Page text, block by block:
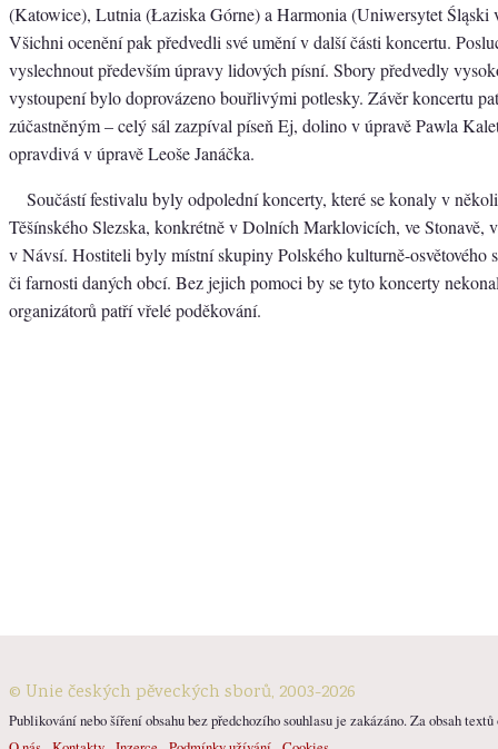
(Katowice), Lutnia (Łaziska Górne) a Harmonia (Uniwersytet Śląski
Všichni ocenění pak předvedli své umění v další části koncertu.
vyslechnout především úpravy lidových písní. Sbory předvedly
vystoupení bylo doprovázeno bouřlivými potlesky. Závěr koncertu
zúčastněným – celý sál zazpíval píseň Ej, dolino v úpravě Pawla
opravdivá v úpravě Leoše Janáčka.
Součástí festivalu byly odpolední koncerty, které se konaly v
Těšínského Slezska, konkrétně v Dolních Marklovicích, ve Stonavě,
v Návsí. Hostiteli byly místní skupiny Polského kulturně-osvětového
či farnosti daných obcí. Bez jejich pomoci by se tyto koncerty
organizátorů patří vřelé poděkování.
© Unie českých pěveckých sborů, 2003-2026
Publikování nebo šíření obsahu bez předchozího souhlasu je zakázáno. Za obsah